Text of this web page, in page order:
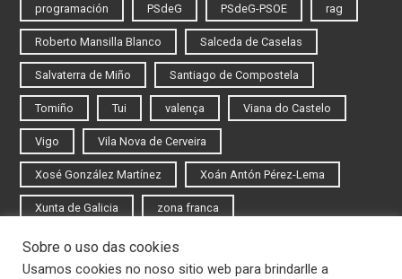
programación PSdeG PSdeG-PSOE rag
Roberto Mansilla Blanco Salceda de Caselas
Salvaterra de Miño Santiago de Compostela
Tomiño Tui valença Viana do Castelo
Vigo Vila Nova de Cerveira
Xosé González Martínez Xoán Antón Pérez-Lema
Xunta de Galicia zona franca
Iniciar sesión
Sobre o uso das cookies
Usamos cookies no noso sitio web para brindarlle a